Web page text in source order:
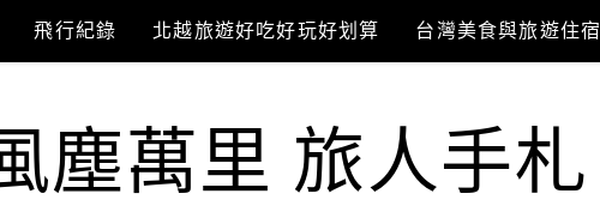
飛行紀錄 北越旅遊好吃好玩好划算 台灣美食與旅遊住宿
塵萬里 旅人手札